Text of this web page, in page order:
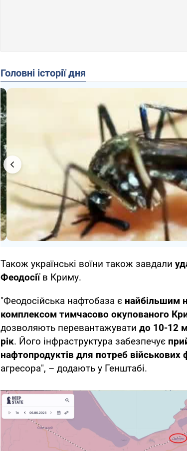
Головні історії дня
Також українські воїни також завдали
Феодосії в Криму.
"Феодосійська нафтобаза є найбільшим
комплексом тимчасово окупованого
дозволяють перевантажувати до 10-12
рік. Його інфраструктура забезпечує
нафтопродуктів для потреб
агресора", – додають у Генштабі.